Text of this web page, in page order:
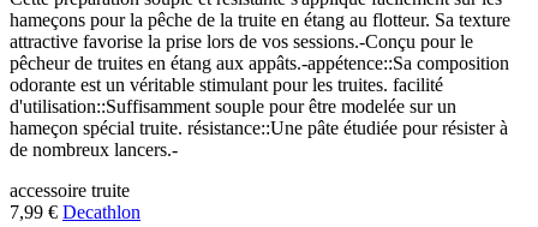
hameçons pour la pêche de la truite en étang au flotteur. Sa texture
attractive favorise la prise lors de vos sessions.-Conçu pour le
pêcheur de truites en étang aux appâts.-appétence::Sa composition
odorante est un véritable stimulant pour les truites. facilité
d'utilisation::Suffisamment souple pour être modelée sur un
hameçon spécial truite. résistance::Une pâte étudiée pour résister à
de nombreux lancers.-
accessoire truite
7,99 € Decathlon